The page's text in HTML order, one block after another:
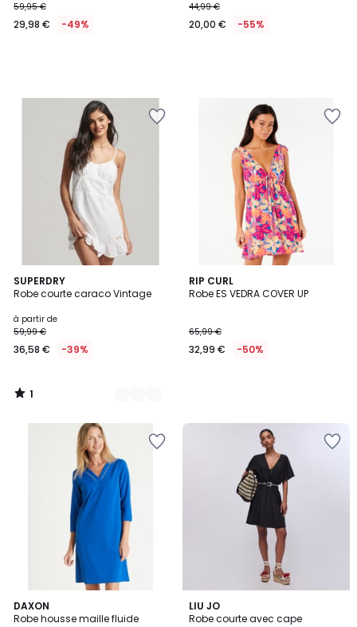
59,95 €
29,98 € -49%
44,99 €
20,00 € -55%
SUPERDRY
Robe courte caraco Vintage
à partir de
59,99 €
36,58 € -39%
1
/
3
Couleurs
1
/
RIP CURL
Robe ES VEDRA COVER UP
65,99 €
32,99 € -50%
DAXON
Robe housse maille fluide
4
/
3
Couleurs
LIU JO
Robe courte avec cape
2
Couleurs